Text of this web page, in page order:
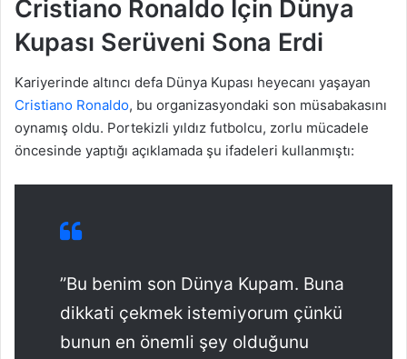
Cristiano Ronaldo İçin Dünya
Kupası Serüveni Sona Erdi
Kariyerinde altıncı defa Dünya Kupası heyecanı yaşayan
Cristiano Ronaldo, bu organizasyondaki son müsabakasını
oynamış oldu. Portekizli yıldız futbolcu, zorlu mücadele
öncesinde yaptığı açıklamada şu ifadeleri kullanmıştı:
”Bu benim son Dünya Kupam. Buna
dikkati çekmek istemiyorum çünkü
bunun en önemli şey olduğunu